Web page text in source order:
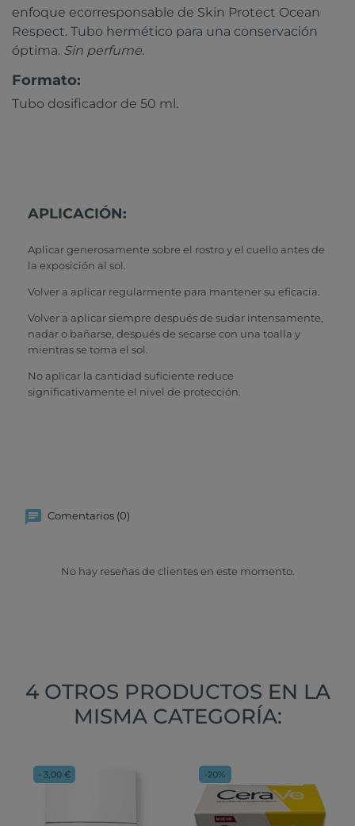
enfoque ecorresponsable de Skin Protect Ocean
Respect. Tubo hermético para una conservación
óptima. Sin perfume.
Formato:
Tubo dosificador de 50 ml.
APLICACIÓN:
Aplicar generosamente sobre el rostro y el cuello antes de
la exposición al sol.
Volver a aplicar regularmente para mantener su eficacia.
Volver a aplicar siempre después de sudar intensamente,
nadar o bañarse, después de secarse con una toalla y
mientras se toma el sol.
No aplicar la cantidad suficiente reduce
significativamente el nivel de protección.
Comentarios (0)
No hay reseñas de clientes en este momento.
4 OTROS PRODUCTOS EN LA
MISMA CATEGORÍA:
- 3,00 € -20%